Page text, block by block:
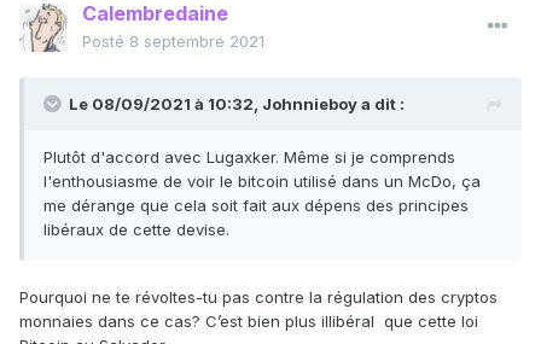
Calembredaine
Posté 8 septembre 2021
Le 08/09/2021 à 10:32, Johnnieboya dit :
Plutôt d'accord avec Lugaxker. Même si je comprends
l'enthousiasme de voir le bitcoin utilisé dans un McDo, ça
me dérange que cela soit fait aux dépens des principes
libéraux de cette devise.
Pourquoi ne te révoltes-tu pas contre la régulation des cryptos
monnaies dans ce cas? C’est bien plus illibéral que cette loi